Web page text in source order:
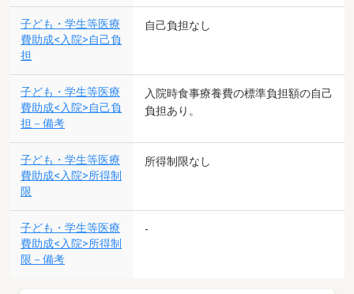
子ども・学生等医療
費助成<入院>自己負
担
自己負担なし
子ども・学生等医療
費助成<入院>自己負
担－備考
入院時食事療養費の標準負担額の自己
負担あり。
子ども・学生等医療
費助成<入院>所得制
限
所得制限なし
子ども・学生等医療
費助成<入院>所得制
限－備考
-